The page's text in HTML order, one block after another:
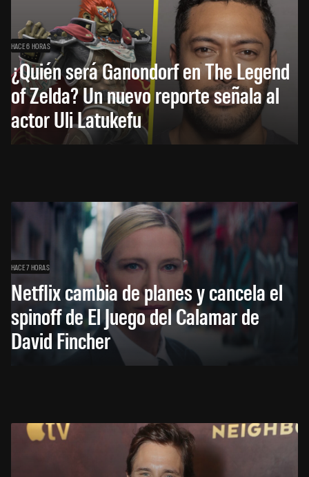
HACE 6 HORAS
¿Quién será Ganondorf en The Legend
of Zelda? Un nuevo reporte señala al
actor Uli Latukefu
HACE 7 HORAS
Netflix cambia de planes y cancela el
spinoff de El Juego del Calamar de
David Fincher